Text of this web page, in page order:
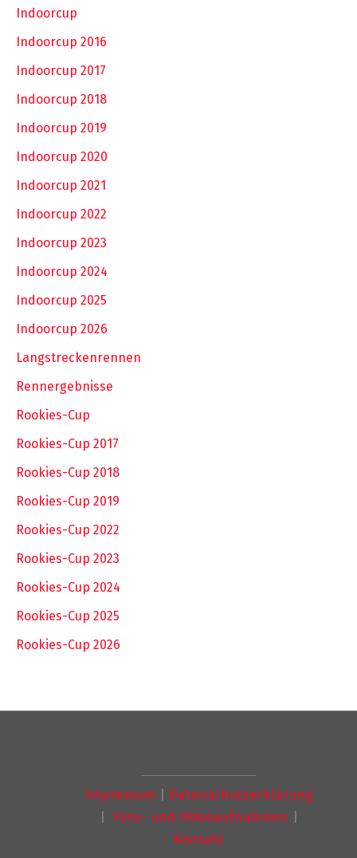
Indoorcup
Indoorcup 2016
Indoorcup 2017
Indoorcup 2018
Indoorcup 2019
Indoorcup 2020
Indoorcup 2021
Indoorcup 2022
Indoorcup 2023
Indoorcup 2024
Indoorcup 2025
Indoorcup 2026
Langstreckenrennen
Rennergebnisse
Rookies-Cup
Rookies-Cup 2017
Rookies-Cup 2018
Rookies-Cup 2019
Rookies-Cup 2022
Rookies-Cup 2023
Rookies-Cup 2024
Rookies-Cup 2025
Rookies-Cup 2026
Impressum
Datenschutzerklärung
Foto- und Videoaufnahmen
Kontakt